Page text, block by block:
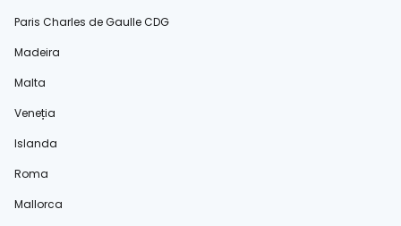
Paris Charles de Gaulle CDG
Madeira
Malta
Veneția
Islanda
Roma
Mallorca